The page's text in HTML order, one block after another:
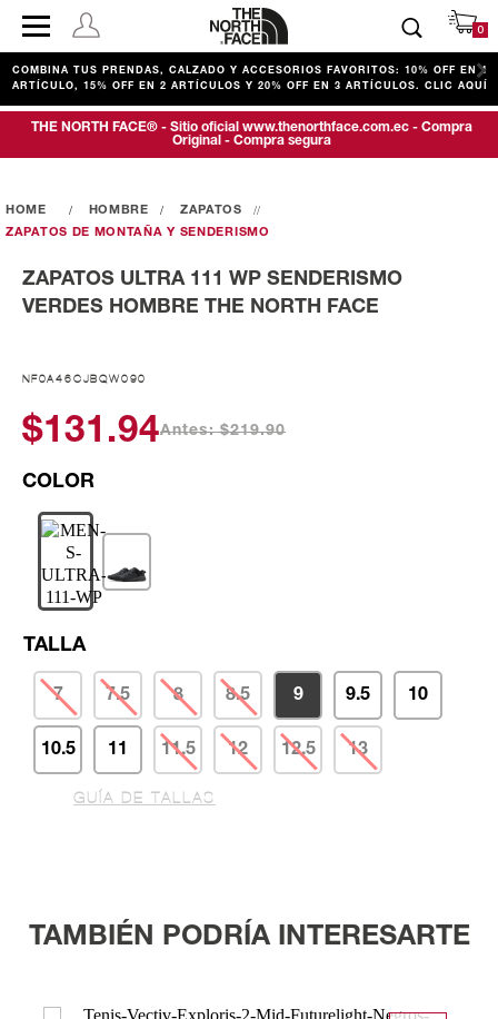
0
COMBINA TUS PRENDAS, CALZADO Y ACCESORIOS FAVORITOS: 10% OFF EN 1
ARTÍCULO, 15% OFF EN 2 ARTÍCULOS Y 20% OFF EN 3 ARTÍCULOS. CLIC AQUÍ
THE NORTH FACE® - Sitio oficial www.thenorthface.com.ec - Compra
Original - Compra segura
HOMBRE
ZAPATOS
ZAPATOS DE MONTAÑA Y SENDERISMO
ZAPATOS ULTRA 111 WP SENDERISMO
VERDES HOMBRE THE NORTH FACE
NF0A46CJBQW090
$131.94Antes: $219.90
TALLA
7 7.5 8 8.5 9 9.5 10
10.5 11 11.5 12 12.5 13
GUÍA DE TALLAS
TAMBIÉN PODRÍA INTERESARTE